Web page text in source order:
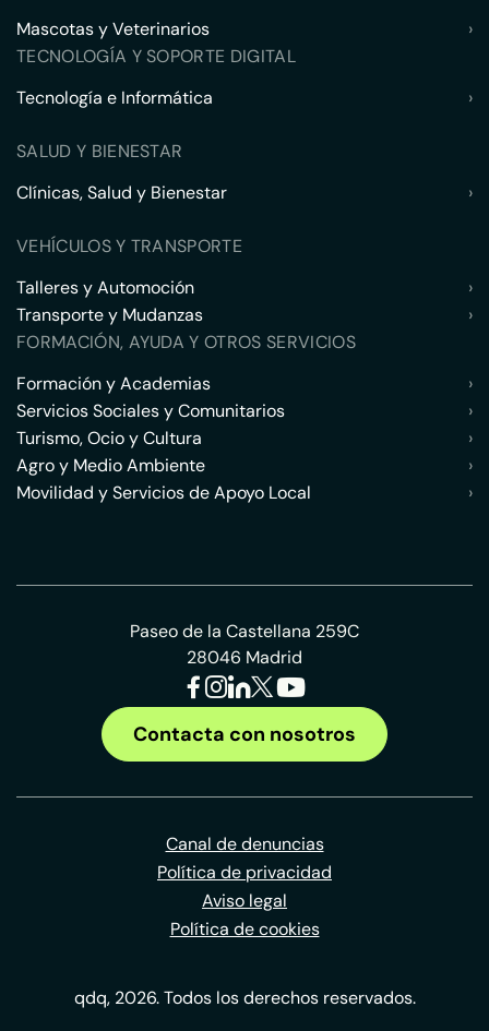
Mascotas y Veterinarios
›
TECNOLOGÍA Y SOPORTE DIGITAL
Tecnología e Informática
›
SALUD Y BIENESTAR
Clínicas, Salud y Bienestar
›
VEHÍCULOS Y TRANSPORTE
Talleres y Automoción
›
Transporte y Mudanzas
›
FORMACIÓN, AYUDA Y OTROS SERVICIOS
Formación y Academias
›
Servicios Sociales y Comunitarios
›
Turismo, Ocio y Cultura
›
Agro y Medio Ambiente
›
Movilidad y Servicios de Apoyo Local
›
Paseo de la Castellana 259C
28046 Madrid
Contacta con nosotros
Canal de denuncias
Política de privacidad
Aviso legal
Política de cookies
qdq, 2026. Todos los derechos reservados.